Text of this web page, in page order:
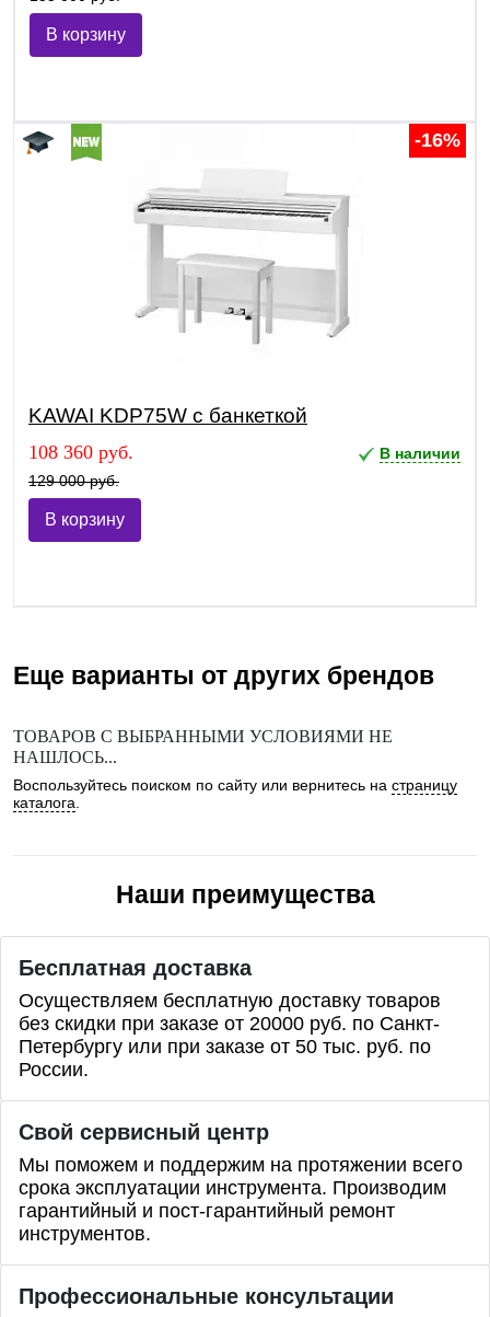
В корзину
-16%
KAWAI KDP75W с банкеткой
108 360 руб.
129 000 руб.
В наличии
В корзину
Еще варианты от других брендов
ТОВАРОВ С ВЫБРАННЫМИ УСЛОВИЯМИ НЕ
НАШЛОСЬ...
Воспользуйтесь поиском по сайту или вернитесь на страницу
каталога.
Наши преимущества
Бесплатная доставка
Осуществляем бесплатную доставку товаров
без скидки при заказе от 20000 руб. по Санкт-
Петербургу или при заказе от 50 тыс. руб. по
России.
Свой сервисный центр
Мы поможем и поддержим на протяжении всего
срока эксплуатации инструмента. Производим
гарантийный и пост-гарантийный ремонт
инструментов.
Профессиональные консультации